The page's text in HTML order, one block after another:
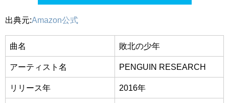
出典元:Amazon公式
曲名 敗北の少年
アーティスト名 PENGUIN RESEARCH
リリース年 2016年